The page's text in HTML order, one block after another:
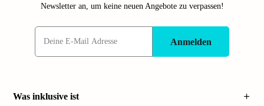
Newsletter an, um keine neuen Angebote zu verpassen!
Anmelden
Was inklusive ist